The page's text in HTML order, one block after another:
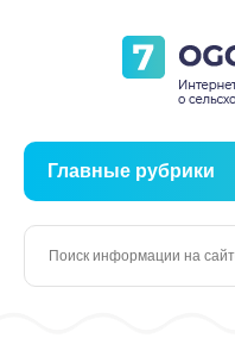
Главные рубрики